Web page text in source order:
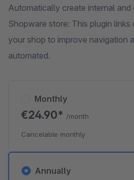
Automatically create internal and
Shopware store: This plugin
your shop to improve navigation
automated.
Annually
Monthly
€24.90* /month
Cancelable monthly